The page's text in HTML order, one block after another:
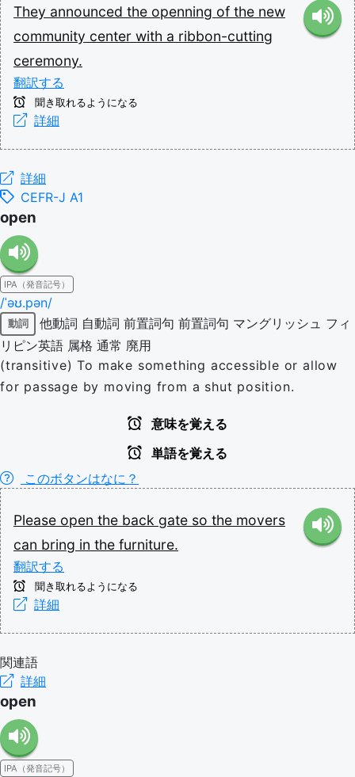
They announced the openning of the new
community center with a ribbon-cutting
ceremony.
翻訳する
聞き取れるようになる
詳細
詳細
CEFR-J A1
open
IPA（発音記号）
/ˈəʊ.pən/
動詞 他動詞 自動詞 前置詞句 前置詞句 マングリッシュ フィ
リピン英語 属格 通常 廃用
(transitive) To make something accessible or allow
for passage by moving from a shut position.
意味を覚える
単語を覚える
このボタンはなに？
Please open the back gate so the movers
can bring in the furniture.
翻訳する
聞き取れるようになる
詳細
関連語
詳細
open
IPA（発音記号）